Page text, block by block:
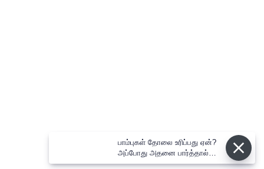
பாம்புகள் தோலை உரிப்பது ஏன்?
அப்போது அதனை பார்த்தால்
பழிவாங்குமா?